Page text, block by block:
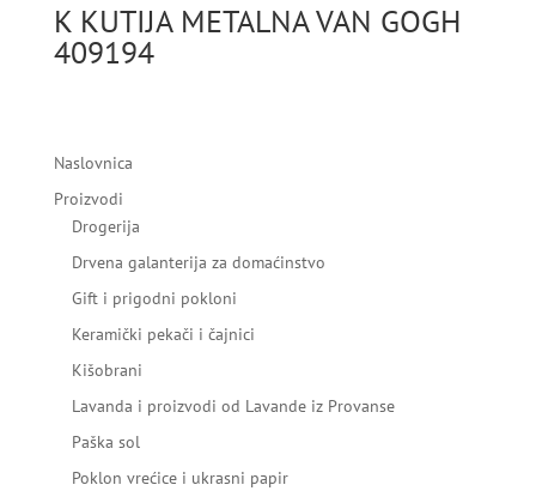
K KUTIJA METALNA VAN GOGH
409194
Naslovnica
Proizvodi
Drogerija
Drvena galanterija za domaćinstvo
Gift i prigodni pokloni
Keramički pekači i čajnici
Kišobrani
Lavanda i proizvodi od Lavande iz Provanse
Paška sol
Poklon vrećice i ukrasni papir